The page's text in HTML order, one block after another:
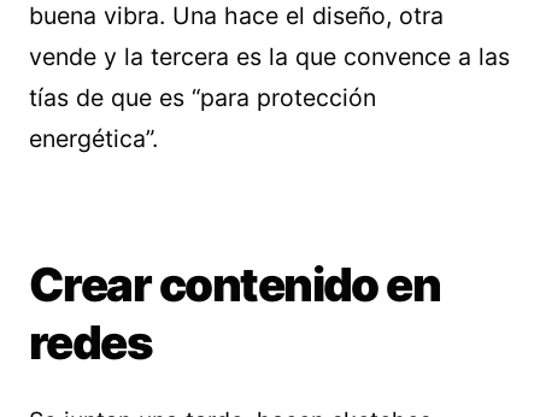
buena vibra. Una hace el diseño, otra
vende y la tercera es la que convence a las
tías de que es “para protección
energética”.
Crear contenido en
redes